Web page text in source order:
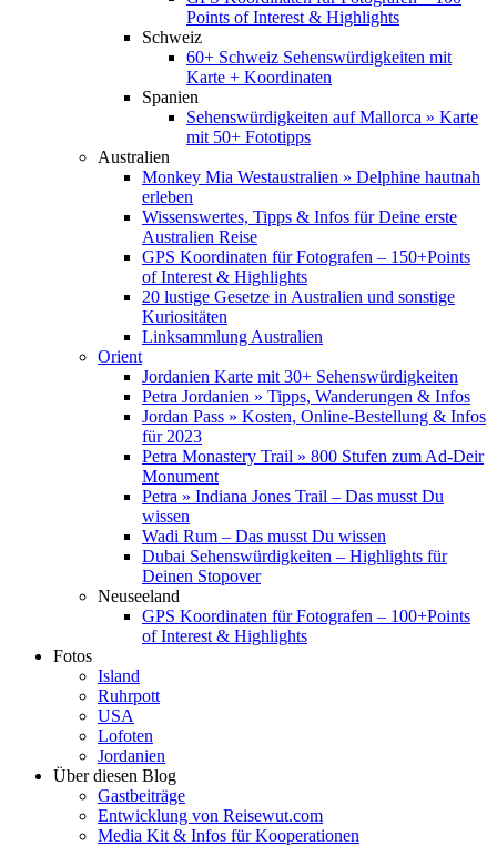
Points of Interest & Highlights
Schweiz
60+ Schweiz Sehenswürdigkeiten mit
Karte + Koordinaten
Spanien
Sehenswürdigkeiten auf Mallorca » Karte
mit 50+ Fototipps
Australien
Monkey Mia Westaustralien » Delphine hautnah
erleben
Wissenswertes, Tipps & Infos für Deine erste
Australien Reise
GPS Koordinaten für Fotografen – 150+Points
of Interest & Highlights
20 lustige Gesetze in Australien und sonstige
Kuriositäten
Linksammlung Australien
Orient
Jordanien Karte mit 30+ Sehenswürdigkeiten
Petra Jordanien » Tipps, Wanderungen & Infos
Jordan Pass » Kosten, Online-Bestellung & Infos
für 2023
Petra Monastery Trail » 800 Stufen zum Ad-Deir
Monument
Petra » Indiana Jones Trail – Das musst Du
wissen
Wadi Rum – Das musst Du wissen
Dubai Sehenswürdigkeiten – Highlights für
Deinen Stopover
Neuseeland
GPS Koordinaten für Fotografen – 100+Points
of Interest & Highlights
Fotos
Island
Ruhrpott
USA
Lofoten
Jordanien
Über diesen Blog
Gastbeiträge
Entwicklung von Reisewut.com
Media Kit & Infos für Kooperationen